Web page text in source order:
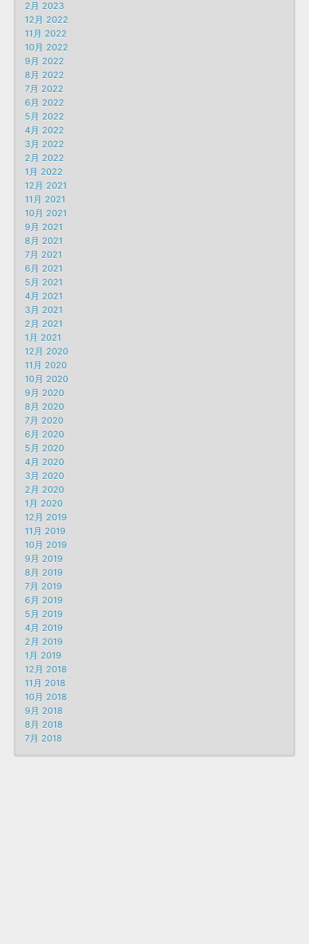
2月 2023
12月 2022
11月 2022
10月 2022
9月 2022
8月 2022
7月 2022
6月 2022
5月 2022
4月 2022
3月 2022
2月 2022
1月 2022
12月 2021
11月 2021
10月 2021
9月 2021
8月 2021
7月 2021
6月 2021
5月 2021
4月 2021
3月 2021
2月 2021
1月 2021
12月 2020
11月 2020
10月 2020
9月 2020
8月 2020
7月 2020
6月 2020
5月 2020
4月 2020
3月 2020
2月 2020
1月 2020
12月 2019
11月 2019
10月 2019
9月 2019
8月 2019
7月 2019
6月 2019
5月 2019
4月 2019
2月 2019
1月 2019
12月 2018
11月 2018
10月 2018
9月 2018
8月 2018
7月 2018